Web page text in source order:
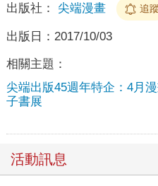
出版社： 尖端漫畫 追蹤
出版日： 2017/10/03
相關主題：
尖端出版45週年特企：4月
子書展
活動訊息